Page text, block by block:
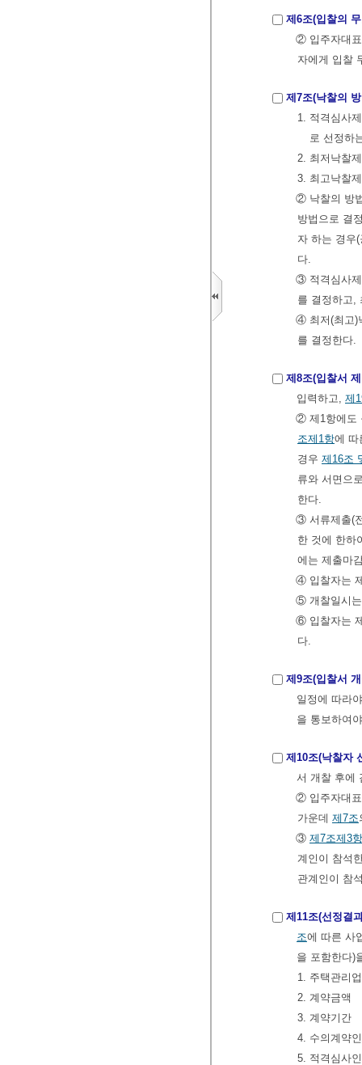
제6조(입찰의
② 입주자대표
자에게 입찰
제7조(낙찰의
1. 적격심사
로 선정하
2. 최저낙찰
3. 최고낙찰
② 낙찰의 방
방법으로 결
자 하는 경우
다.
③ 적격심사제
를 결정하고,
④ 최저(최고)
를 결정한다.
제8조(입찰서
입력하고, 제
② 제1항에도
조제1항에 따
경우 제16조
류와 서면으
한다.
③ 서류제출(
한 것에 한하
에는 제출마
④ 입찰자는
⑤ 개찰일시
⑥ 입찰자는
다.
제9조(입찰서
일정에 따라
을 통보하여
제10조(낙찰자
서 개찰 후에
② 입주자대표
가운데 제7조
③ 제7조제3
계인이 참석
관계인이 참
제11조(선정결
조에 따른 사
을 포함한다)
1. 주택관리
2. 계약금액
3. 계약기간
4. 수의계약
5. 적격심사